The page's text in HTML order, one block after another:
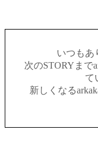
いつもあ
次のSTORYまで
て
新しくなる